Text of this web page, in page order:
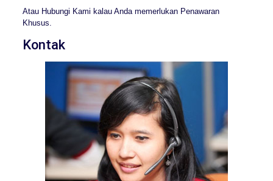
Atau Hubungi Kami kalau Anda memerlukan Penawaran
Khusus.
Kontak